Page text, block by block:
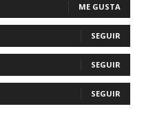
ME GUSTA
SEGUIR
SEGUIR
SEGUIR